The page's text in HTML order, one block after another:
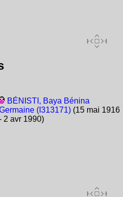
BÉNISTI, Baya Bénina
(I313171) (15 mai 1916
2 avr 1990)